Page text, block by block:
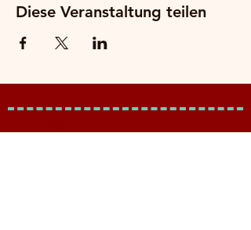
Diese Veranstaltung teilen